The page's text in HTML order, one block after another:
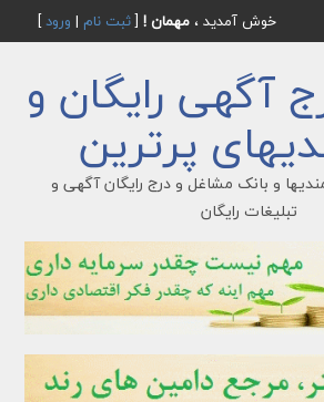
خوش آمدید ، مهمان ![ثبت نام | ورود]
آگهی رایگان و
پرترین
و بانک مشاغل و درج رایگان آگهی و
تبلیغات رایگان